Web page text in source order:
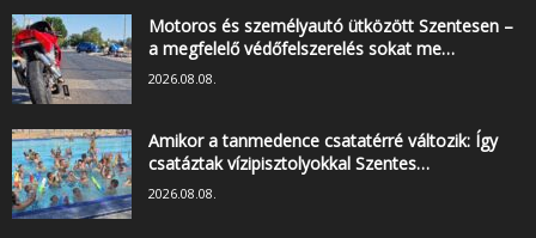
Motoros és személyautó ütközött Szentesen –
a megfelelő védőfelszerelés sokat me…
2026.08.08.
Amikor a tanmedence csatatérré változik: Így
csatáztak vízipisztolyokkal Szentes…
2026.08.08.